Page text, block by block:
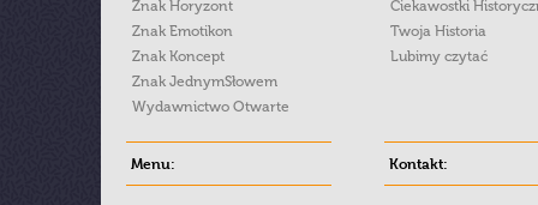
Znak Horyzont
Znak Emotikon
Znak Koncept
Znak JednymSłowem
Wydawnictwo Otwarte
Ciekawostki
Twoja Historia
Lubimy czytać
Menu: Kontakt: